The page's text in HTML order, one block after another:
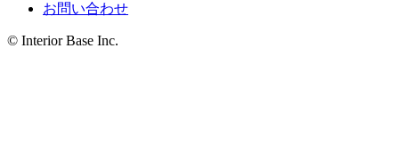
お問い合わせ
© Interior Base Inc.